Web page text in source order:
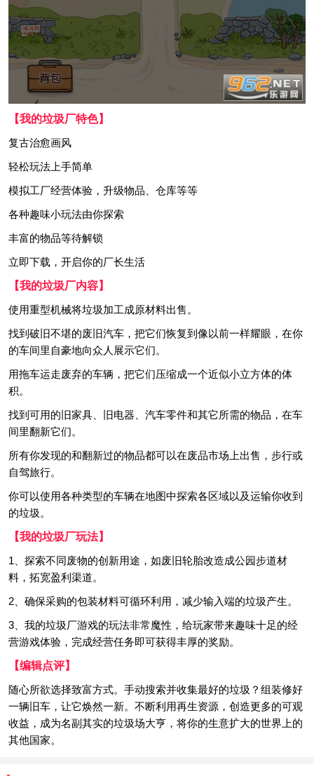
【我的垃圾厂特色】
复古治愈画风
轻松玩法上手简单
模拟工厂经营体验，升级物品、仓库等等
各种趣味小玩法由你探索
丰富的物品等待解锁
立即下载，开启你的厂长生活
【我的垃圾厂内容】
使用重型机械将垃圾加工成原材料出售。
找到破旧不堪的废旧汽车，把它们恢复到像以前一样耀眼，在你
的车间里自豪地向众人展示它们。
用拖车运走废弃的车辆，把它们压缩成一个近似小立方体的体
积。
找到可用的旧家具、旧电器、汽车零件和其它所需的物品，在车
间里翻新它们。
所有你发现的和翻新过的物品都可以在废品市场上出售，步行或
自驾旅行。
你可以使用各种类型的车辆在地图中探索各区域以及运输你收到
的垃圾。
【我的垃圾厂玩法】
1、探索不同废物的创新用途，如废旧轮胎改造成公园步道材
料，拓宽盈利渠道。
2、确保采购的包装材料可循环利用，减少输入端的垃圾产生。
3、我的垃圾厂游戏的玩法非常魔性，给玩家带来趣味十足的经
营游戏体验，完成经营任务即可获得丰厚的奖励。
【编辑点评】
随心所欲选择致富方式。手动搜索并收集最好的垃圾？组装修好
一辆旧车，让它焕然一新。不断利用再生资源，创造更多的可观
收益，成为名副其实的垃圾场大亨，将你的生意扩大的世界上的
其他国家。